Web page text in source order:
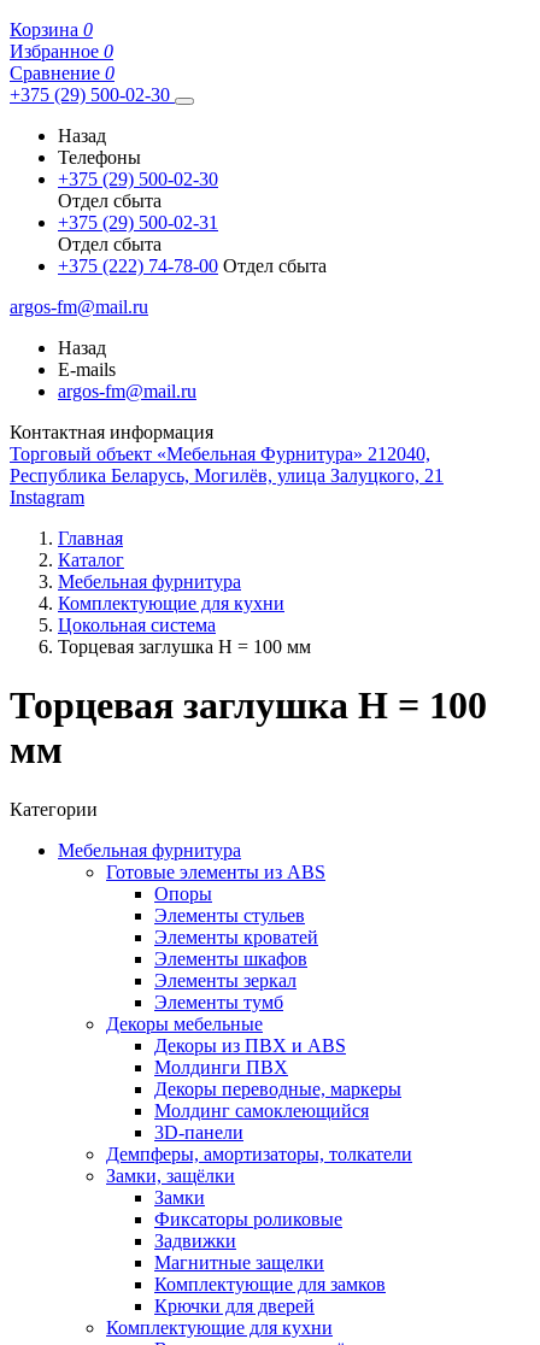
Корзина 0
Избранное 0
Сравнение 0
+375 (29) 500-02-30
Назад
Телефоны
+375 (29) 500-02-30
Отдел сбыта
+375 (29) 500-02-31
Отдел сбыта
+375 (222) 74-78-00 Отдел сбыта
argos-fm@mail.ru
Назад
E-mails
argos-fm@mail.ru
Контактная информация
Торговый объект «Мебельная Фурнитура» 212040,
Республика Беларусь, Могилёв, улица Залуцкого, 21
Instagram
Главная
Каталог
Мебельная фурнитура
Комплектующие для кухни
Цокольная система
Торцевая заглушка H = 100 мм
Торцевая заглушка H = 100
мм
Категории
Мебельная фурнитура
Готовые элементы из ABS
Опоры
Элементы стульев
Элементы кроватей
Элементы шкафов
Элементы зеркал
Элементы тумб
Декоры мебельные
Декоры из ПВХ и ABS
Молдинги ПВХ
Декоры переводные, маркеры
Молдинг самоклеющийся
3D-панели
Демпферы, амортизаторы, толкатели
Замки, защёлки
Замки
Фиксаторы роликовые
Задвижки
Магнитные защелки
Комплектующие для замков
Крючки для дверей
Комплектующие для кухни